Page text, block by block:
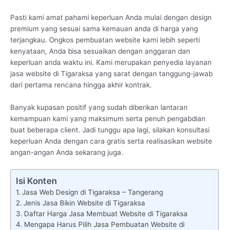
Pasti kami amat pahami keperluan Anda mulai dengan design
premium yang sesuai sama kemauan anda di harga yang
terjangkau. Ongkos pembuatan website kami lebih seperti
kenyataan, Anda bisa sesuaikan dengan anggaran dan
keperluan anda waktu ini. Kami merupakan penyedia layanan
jasa website di Tigaraksa yang sarat dengan tanggung-jawab
dari pertama rencana hingga akhir kontrak.
Banyak kupasan positif yang sudah diberikan lantaran
kemampuan kami yang maksimum serta penuh pengabdian
buat beberapa client. Jadi tunggu apa lagi, silakan konsultasi
keperluan Anda dengan cara gratis serta realisasikan website
angan-angan Anda sekarang juga.
Isi Konten
Jasa Web Design di Tigaraksa – Tangerang
Jenis Jasa Bikin Website di Tigaraksa
Daftar Harga Jasa Membuat Website di Tigaraksa
Mengapa Harus Pilih Jasa Pembuatan Website di